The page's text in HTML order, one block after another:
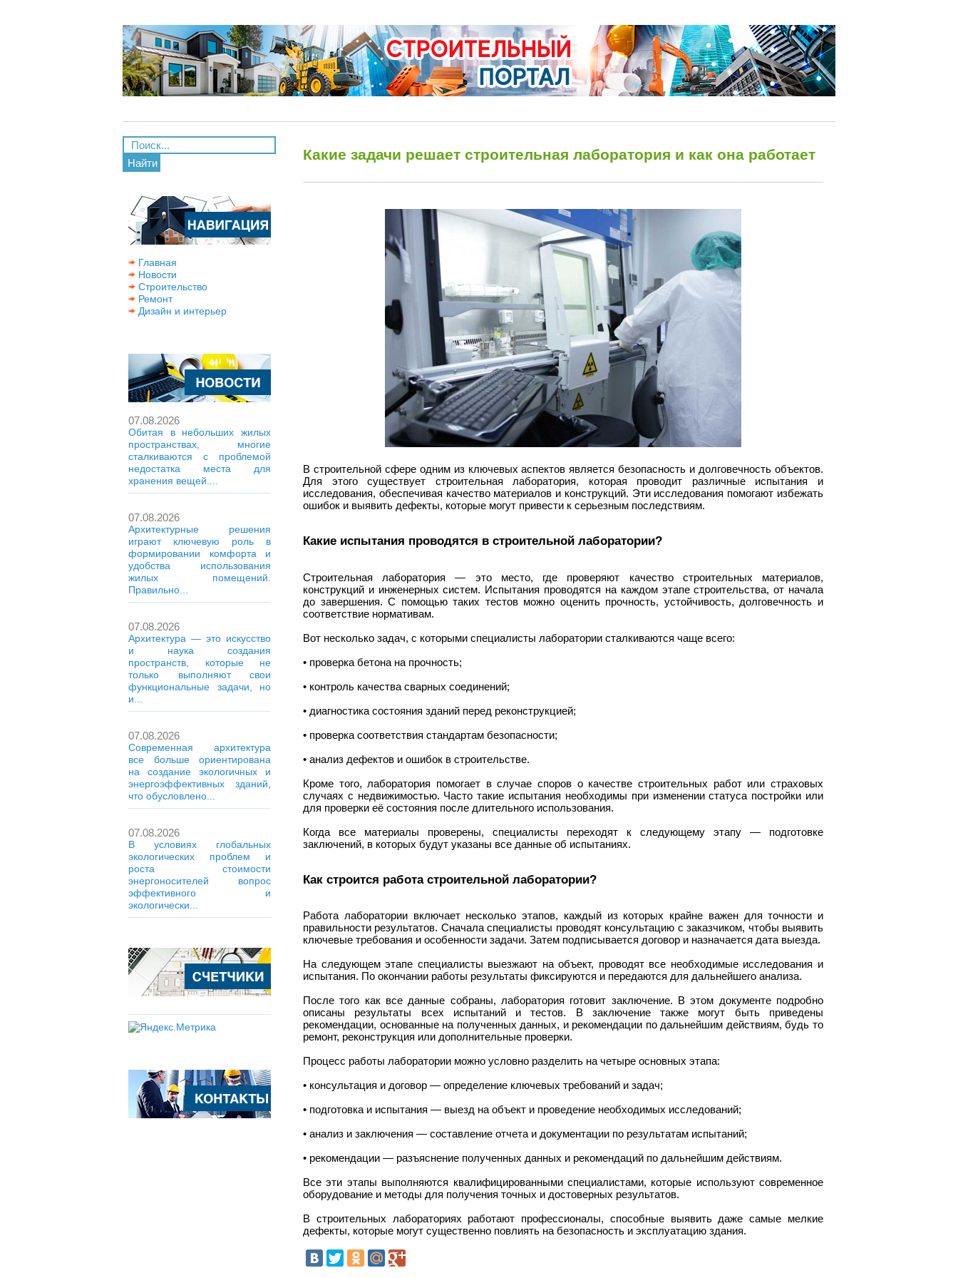
Найти
Главная
Новости
Строительство
Ремонт
Дизайн и интерьер
07.08.2026
Обитая в небольших жилых
пространствах, многие
сталкиваются с проблемой
недостатка места для
хранения вещей....
07.08.2026
Архитектурные решения
играют ключевую роль в
формировании комфорта и
удобства использования
жилых помещений.
Правильно...
07.08.2026
Архитектура — это искусство
и наука создания
пространств, которые не
только выполняют свои
функциональные задачи, но
и...
07.08.2026
Современная архитектура
все больше ориентирована
на создание экологичных и
энергоэффективных зданий,
что обусловлено...
07.08.2026
В условиях глобальных
экологических проблем и
роста стоимости
энергоносителей вопрос
эффективного и
экологически...
Какие задачи решает строительная лаборатория и как она работает
В строительной сфере одним из ключевых аспектов является безопасность и долговечность объектов.
Для этого существует строительная лаборатория, которая проводит различные испытания и
исследования, обеспечивая качество материалов и конструкций. Эти исследования помогают избежать
ошибок и выявить дефекты, которые могут привести к серьезным последствиям.
Какие испытания проводятся в строительной лаборатории?
Строительная лаборатория — это место, где проверяют качество строительных материалов,
конструкций и инженерных систем. Испытания проводятся на каждом этапе строительства, от начала
до завершения. С помощью таких тестов можно оценить прочность, устойчивость, долговечность и
соответствие нормативам.
Вот несколько задач, с которыми специалисты лаборатории сталкиваются чаще всего:
• проверка бетона на прочность;
• контроль качества сварных соединений;
• диагностика состояния зданий перед реконструкцией;
• проверка соответствия стандартам безопасности;
• анализ дефектов и ошибок в строительстве.
Кроме того, лаборатория помогает в случае споров о качестве строительных работ или страховых
случаях с недвижимостью. Часто такие испытания необходимы при изменении статуса постройки или
для проверки её состояния после длительного использования.
Когда все материалы проверены, специалисты переходят к следующему этапу — подготовке
заключений, в которых будут указаны все данные об испытаниях.
Как строится работа строительной лаборатории?
Работа лаборатории включает несколько этапов, каждый из которых крайне важен для точности и
правильности результатов. Сначала специалисты проводят консультацию с заказчиком, чтобы выявить
ключевые требования и особенности задачи. Затем подписывается договор и назначается дата выезда.
На следующем этапе специалисты выезжают на объект, проводят все необходимые исследования и
испытания. По окончании работы результаты фиксируются и передаются для дальнейшего анализа.
После того как все данные собраны, лаборатория готовит заключение. В этом документе подробно
описаны результаты всех испытаний и тестов. В заключение также могут быть приведены
рекомендации, основанные на полученных данных, и рекомендации по дальнейшим действиям, будь то
ремонт, реконструкция или дополнительные проверки.
Процесс работы лаборатории можно условно разделить на четыре основных этапа:
• консультация и договор — определение ключевых требований и задач;
• подготовка и испытания — выезд на объект и проведение необходимых исследований;
• анализ и заключения — составление отчета и документации по результатам испытаний;
• рекомендации — разъяснение полученных данных и рекомендаций по дальнейшим действиям.
Все эти этапы выполняются квалифицированными специалистами, которые используют современное
оборудование и методы для получения точных и достоверных результатов.
В строительных лабораториях работают профессионалы, способные выявить даже самые мелкие
дефекты, которые могут существенно повлиять на безопасность и эксплуатацию здания.